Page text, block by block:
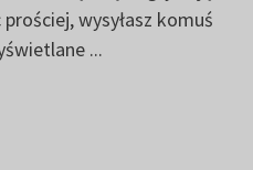
wysyłasz komuś
...